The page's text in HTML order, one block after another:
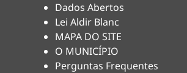
Dados Abertos
Lei Aldir Blanc
MAPA DO SITE
O MUNICÍPIO
Perguntas Frequentes